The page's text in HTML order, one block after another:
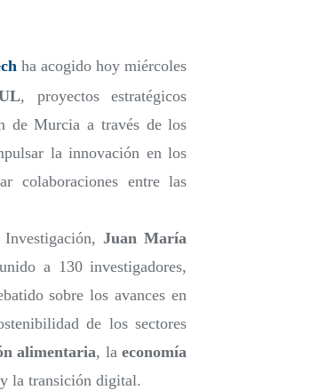
ha acogido hoy miércoles
, proyectos estratégicos
de Murcia a través de los
la innovación en los
colaboraciones entre las
Investigación,Juan María
a 130 investigadores,
sobre los avances en
de los sectores
alimentaria, laeconomía
la transición digital.